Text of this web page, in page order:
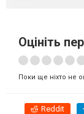
Оцініть
Поки ще ніхто не
Reddit